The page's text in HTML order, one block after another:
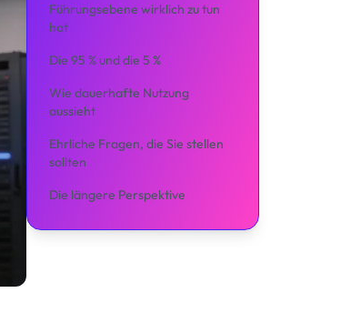
Führungsebene wirklich zu tun
hat
Die 95 % und die 5 %
Wie dauerhafte Nutzung
aussieht
Ehrliche Fragen, die Sie stellen
sollten
Die längere Perspektive